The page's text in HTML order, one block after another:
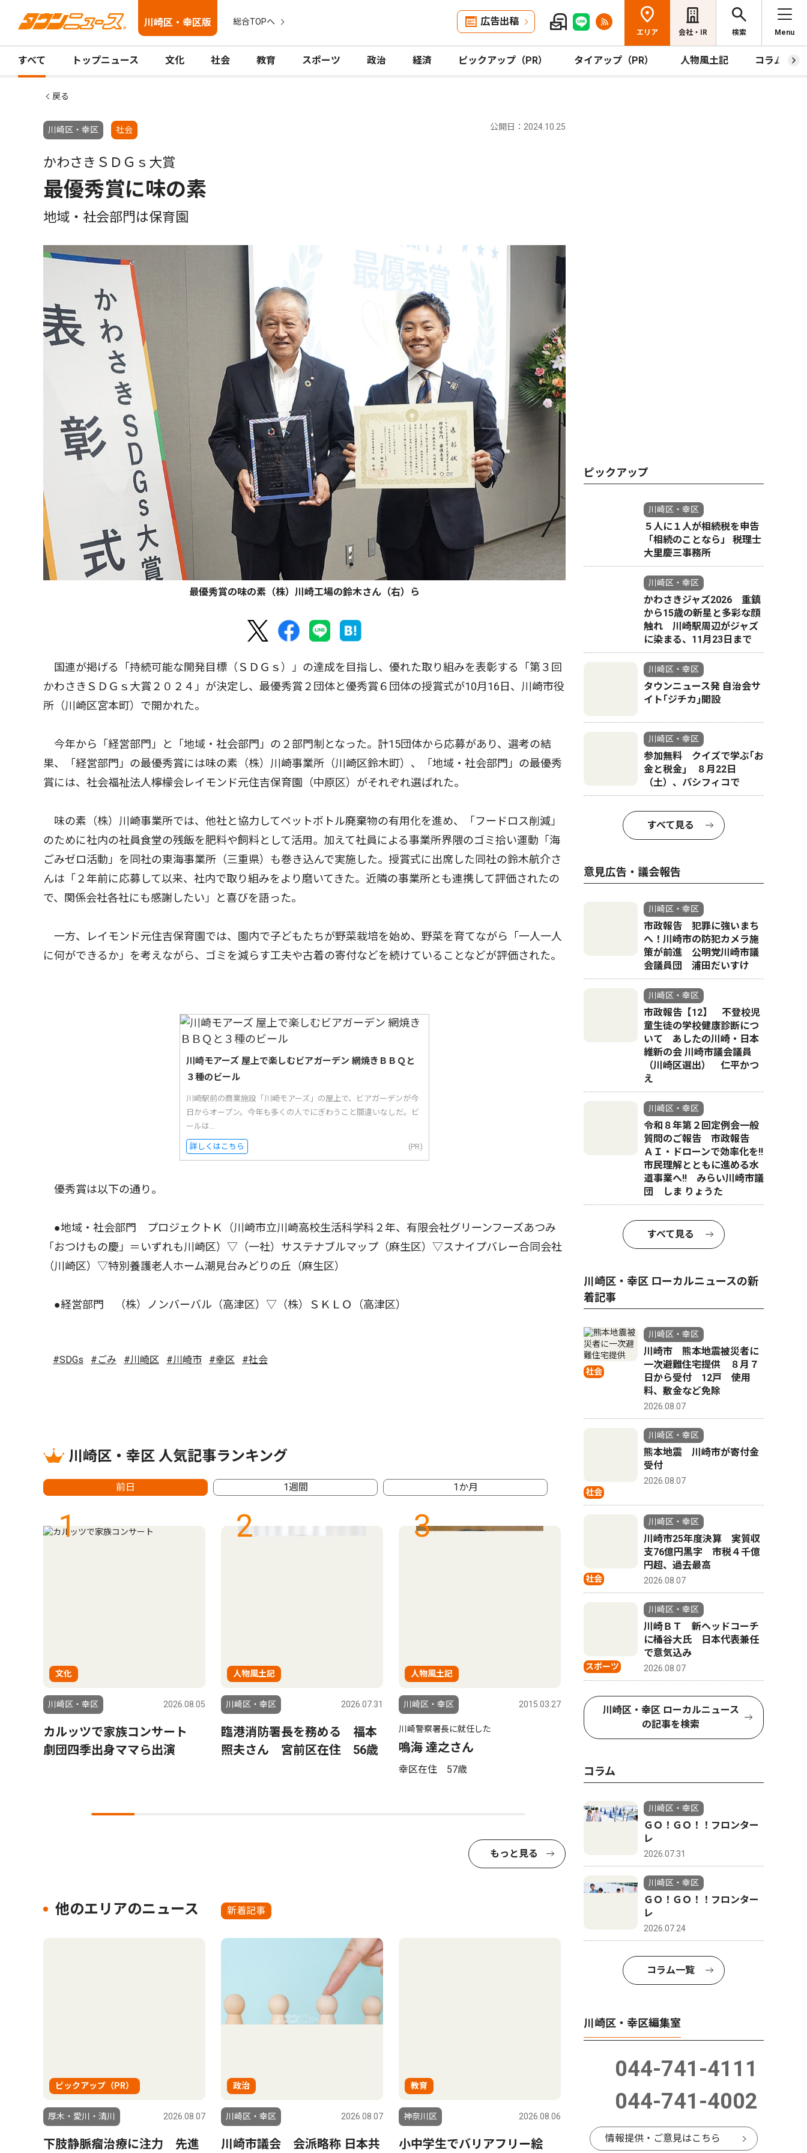
川崎区・幸区版 総合TOPへ 広告出稿
エリア 会社・IR 検索 Menu
すべて トップニュース 文化 社会 教育 スポーツ 政治 経済 ピックアップ（PR） タイアップ（PR） 人物風土記 コラム
戻る
川崎区・幸区 社会 公開日：2024.10.25
かわさきＳＤＧｓ大賞
最優秀賞に味の素
地域・社会部門は保育園
最優秀賞の味の素（株）川崎工場の鈴木さん（右）ら
国連が掲げる「持続可能な開発目標（ＳＤＧｓ）」の達成を目指し、優れた取り組みを表彰する「第３回
かわさきＳＤＧｓ大賞２０２４」が決定し、最優秀賞２団体と優秀賞６団体の授賞式が10月16日、川崎市役
所（川崎区宮本町）で開かれた。
今年から「経営部門」と「地域・社会部門」の２部門制となった。計15団体から応募があり、選考の結
果、「経営部門」の最優秀賞には味の素（株）川崎事業所（川崎区鈴木町）、「地域・社会部門」の最優秀
賞には、社会福祉法人檸檬会レイモンド元住吉保育園（中原区）がそれぞれ選ばれた。
味の素（株）川崎事業所では、他社と協力してペットボトル廃棄物の有用化を進め、「フードロス削減」
のために社内の社員食堂の残飯を肥料や飼料として活用。加えて社員による事業所界隈のゴミ拾い運動「海
ごみゼロ活動」を同社の東海事業所（三重県）も巻き込んで実施した。授賞式に出席した同社の鈴木航介さ
んは「２年前に応募して以来、社内で取り組みをより磨いてきた。近隣の事業所とも連携して評価されたの
で、関係会社各社にも感謝したい」と喜びを語った。
一方、レイモンド元住吉保育園では、園内で子どもたちが野菜栽培を始め、野菜を育てながら「一人一人
に何ができるか」を考えながら、ゴミを減らす工夫や古着の寄付などを続けていることなどが評価された。
川崎モアーズ 屋上で楽しむビアガーデン 網焼きＢＢＱと
３種のビール
川崎駅前の商業施設「川崎モアーズ」の屋上で、ビアガーデンが今
日からオープン。今年も多くの人でにぎわうこと間違いなしだ。ビ
ールは...
詳しくはこちら (PR)
優秀賞は以下の通り。
●地域・社会部門 プロジェクトＫ（川崎市立川崎高校生活科学科２年、有限会社グリーンフーズあつみ
「おつけもの慶」＝いずれも川崎区）▽（一社）サステナブルマップ（麻生区）▽スナイプバレー合同会社
（川崎区）▽特別養護老人ホーム潮見台みどりの丘（麻生区）
●経営部門 （株）ノンバーバル（高津区）▽（株）ＳＫＬＯ（高津区）
#SDGs #ごみ #川崎区 #川崎市 #幸区 #社会
川崎区・幸区 人気記事ランキング
前日 1週間 1か月
1
文化
川崎区・幸区 2026.08.05
カルッツで家族コンサート
劇団四季出身ママら出演
2
人物風土記
川崎区・幸区 2026.07.31
臨港消防署長を務める 福本
照夫さん 宮前区在住 56歳
3
人物風土記
川崎区・幸区 2015.03.27
川崎警察署長に就任した
鳴海 達之さん
幸区在住 57歳
ピックアップ（PR）
川崎区・幸区 2026.07.31
かわさきジャズ2026 重鎮か
れ 川崎駅周辺がジャズに染
まる、11月23日まで
川崎区・幸
鉄の製
もっと見る
他のエリアのニュース 新着記事
ピックアップ（PR）
厚木・愛川・清川 2026.08.07
下肢静脈瘤治療に注力 先進
政治
川崎区・幸区 2026.08.07
川崎市議会 会派略称 日本共
教育
神奈川区 2026.08.06
小中学生でバリアフリー絵
ピックアップ
川崎区・幸区
５人に１人が相続税を申告
「相続のことなら」 税理士
大里慶三事務所
川崎区・幸区
かわさきジャズ2026 重鎮
から15歳の新星と多彩な顔
触れ 川崎駅周辺がジャズ
に染まる、11月23日まで
川崎区・幸区
タウンニュース発 自治会サ
イト｢ジチカ｣開設
川崎区・幸区
参加無料 クイズで学ぶ｢お
金と税金｣ ８月22日
（土）、パシフィコで
すべて見る
意見広告・議会報告
川崎区・幸区
市政報告 犯罪に強いまち
へ！川崎市の防犯カメラ施
策が前進 公明党川崎市議
会議員団 浦田だいすけ
川崎区・幸区
市政報告【12】 不登校児
童生徒の学校健康診断につ
いて あしたの川崎・日本
維新の会 川崎市議会議員
（川崎区選出） 仁平かつ
え
川崎区・幸区
令和８年第２回定例会一般
質問のご報告 市政報告
ＡＩ・ドローンで効率化を!!
市民理解とともに進める水
道事業へ!! みらい川崎市議
団 しま りょうた
すべて見る
川崎区・幸区 ローカルニュースの新
着記事
社会
川崎区・幸区
川崎市 熊本地震被災者に
一次避難住宅提供 ８月７
日から受付 12戸 使用
料、敷金など免除
2026.08.07
社会
川崎区・幸区
熊本地震 川崎市が寄付金
受付
2026.08.07
社会
川崎区・幸区
川崎市25年度決算 実質収
支76億円黒字 市税４千億
円超、過去最高
2026.08.07
スポーツ
川崎区・幸区
川崎ＢＴ 新ヘッドコーチ
に桶谷大氏 日本代表兼任
で意気込み
2026.08.07
川崎区・幸区 ローカルニュース
の記事を検索
コラム
川崎区・幸区
ＧＯ！ＧＯ！！フロンター
レ
2026.07.31
川崎区・幸区
ＧＯ！ＧＯ！！フロンター
レ
2026.07.24
コラム一覧
川崎区・幸区編集室
044-741-4111
044-741-4002
情報提供・ご意見はこちら